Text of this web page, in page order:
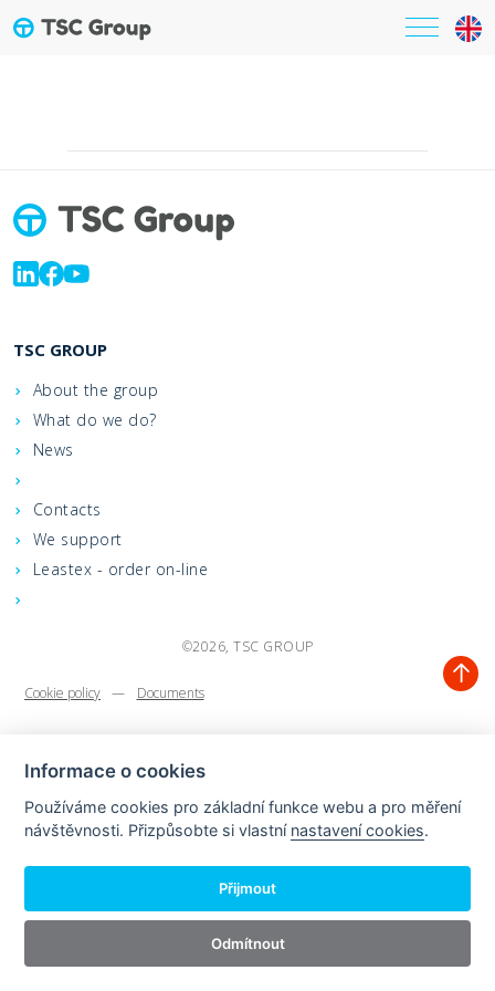
TSC GROUP
About the group
What do we do?
News
Contacts
We support
Leastex - order on-line
©2026, TSC GROUP
Cookie policy — Documents
Informace o cookies
Používáme cookies pro základní funkce webu a pro měření
návštěvnosti. Přizpůsobte si vlastní nastavení cookies.
Přijmout
Odmítnout